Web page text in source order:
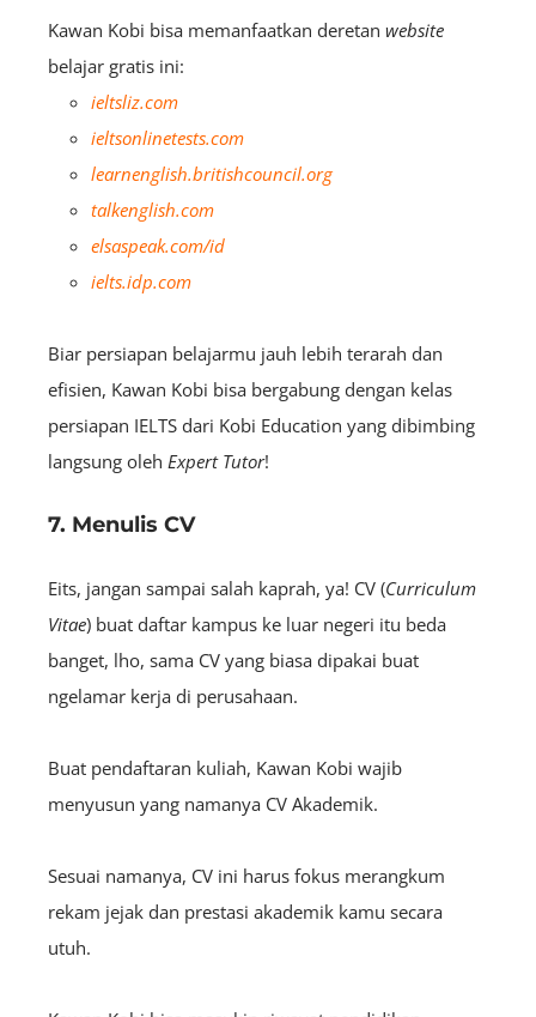
Kawan Kobi bisa memanfaatkan deretan website
belajar gratis ini:
ieltsliz.com
ieltsonlinetests.com
learnenglish.britishcouncil.org
talkenglish.com
elsaspeak.com/id
ielts.idp.com
Biar persiapan belajarmu jauh lebih terarah dan
efisien, Kawan Kobi bisa bergabung dengan kelas
persiapan IELTS dari Kobi Education yang dibimbing
langsung oleh ExpertTutor!
7. Menulis CV
Eits, jangan sampai salah kaprah, ya! CV (Curriculum
Vitae) buat daftar kampus ke luar negeri itu beda
banget, lho, sama CV yang biasa dipakai buat
ngelamar kerja di perusahaan.
Buat pendaftaran kuliah, Kawan Kobi wajib
menyusun yang namanya CV Akademik.
Sesuai namanya, CV ini harus fokus merangkum
rekam jejak dan prestasi akademik kamu secara
utuh.